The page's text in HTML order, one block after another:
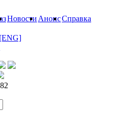
Новости АнонсСправка
[ENG]